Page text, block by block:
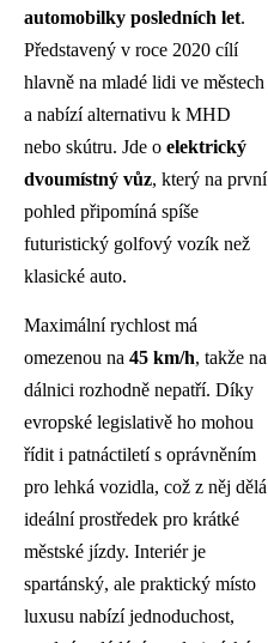
automobilky posledních let.
Představený v roce 2020 cílí
hlavně na mladé lidi ve městech
a nabízí alternativu k MHD
nebo skútru. Jde o elektrický
dvoumístný vůz, který na první
pohled připomíná spíše
futuristický golfový vozík než
klasické auto.
Maximální rychlost má
omezenou na 45 km/h, takže na
dálnici rozhodně nepatří. Díky
evropské legislativě ho mohou
řídit i patnáctiletí s oprávněním
pro lehká vozidla, což z něj dělá
ideální prostředek pro krátké
městské jízdy. Interiér je
spartánský, ale praktický místo
luxusu nabízí jednoduchost,